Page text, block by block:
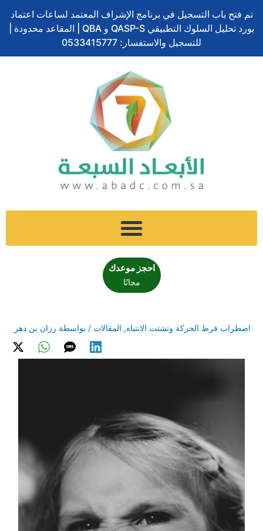
إلى
المحتوى
تم فتح باب التسجيل في برنامج الإشراف المعتمد لساعات اعتماد
بورد تحليل السلوك التطبيقي QASP-S و QBA | المقاعد محدودة |
للتسجيل والاستفسار: 0533415777
احجز موعدك
مجانًا
اضطراب فرط الحركة وتشتت الانتباه, المقالات / بواسطة رزان بن دهر
ح
ي
س
ي
ن
ك
و
ي
ن
س
ت
ن